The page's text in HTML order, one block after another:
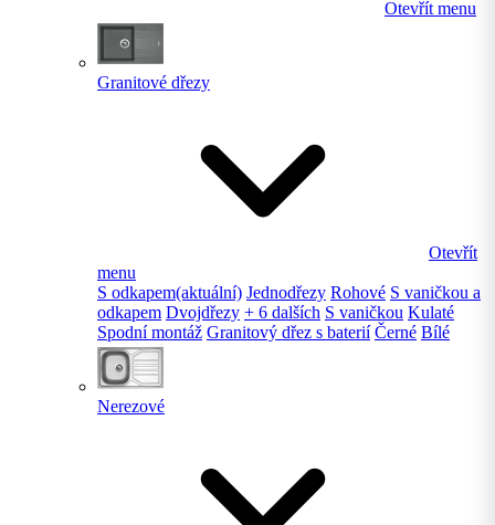
Otevřít menu
Granitové dřezy
Otevřít
menu
S odkapem(aktuální) Jednodřezy Rohové S vaničkou a
odkapem Dvojdřezy + 6 dalších S vaničkou Kulaté
Spodní montáž Granitový dřez s baterií Černé Bílé
Nerezové